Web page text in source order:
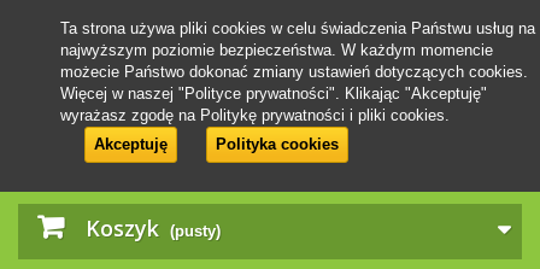
Koszyk (pusty)
Ta strona używa pliki cookies w celu świadczenia Państwu usług na
najwyższym poziomie bezpieczeństwa. W każdym momencie
możecie Państwo dokonać zmiany ustawień dotyczących cookies.
Więcej w naszej "Polityce prywatności". Klikając "Akceptuję"
wyrażasz zgodę na Politykę prywatności i pliki cookies.
Akceptuję
Polityka cookies